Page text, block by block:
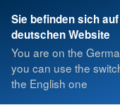
Sie befinden sich
deutschen Website
You are on the
you can use the
the English one